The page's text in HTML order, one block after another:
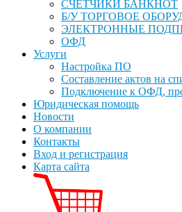
СЧЕТЧИКИ БАНКНОТ
Б/У ТОРГОВОЕ
ЭЛЕКТРОННЫЕ
ОФД
Услуги
Настройка ПО
Составление актов на
Подключение к ОФД,
Юридическая помощь
Новости
О компании
Контакты
Вход и регистрация
Карта сайта